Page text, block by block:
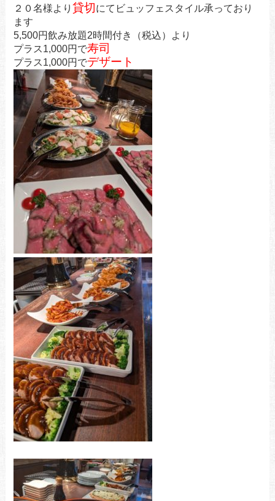
２０名様より 貸切にてビュッフェスタイル承っており
ます
5,500円飲み放題2時間付き（税込）より
プラス1,000円で寿司
プラス1,000円でデザート